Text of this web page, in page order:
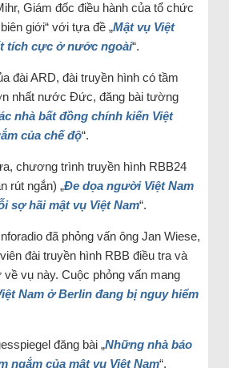
Giám đốc điều hành của tổ chức
giới“ với tựa đề „Mật vụ Việt
tích cực ở nước ngoài“.
đài ARD, đài truyền hình có tầm
nhất nước Đức, đăng bài tường
nhà bất đồng chính kiến Việt
của chế độ“.
chương trình truyền hình RBB24
rút ngắn) „Đe dọa người Việt Nam
sợ hãi mật vụ Việt Nam“.
đã phỏng vấn ông Jan Wiese,
đài truyền hình RBB điều tra và
vụ này. Cuộc phỏng vấn mang
Nam ở Berlin đang bị nguy hiểm
đăng bài „Những nhà báo
ngắm của mật vụ Việt Nam“.